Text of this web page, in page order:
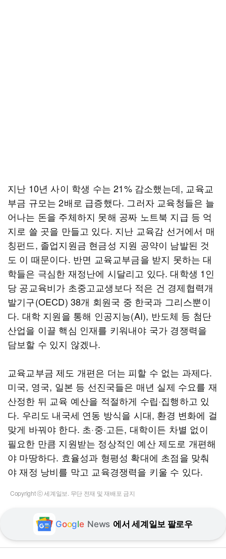
지난 10년 사이 학생 수는 21% 감소했는데, 교육교
부금 규모는 2배로 급증했다. 그러자 교육청들은 늘
어나는 돈을 주체하지 못해 공짜 노트북 지급 등 억
지로 쓸 곳을 만들고 있다. 지난 교육감 선거에서 매
칭펀드, 졸업지원금 현금성 지원 공약이 남발된 것
도 이 때문이다. 반면 교육교부금을 받지 못하는 대
학들은 극심한 재정난에 시달리고 있다. 대학생 1인
당 공교육비가 초중고교생보다 적은 건 경제협력개
발기구(OECD) 38개 회원국 중 한국과 그리스뿐이
다. 대학 지원을 통해 인공지능(AI), 반도체 등 첨단
산업을 이끌 핵심 인재를 키워내야 국가 경쟁력을
담보할 수 있지 않겠나.
교육교부금 제도 개편은 더는 피할 수 없는 과제다.
미국, 영국, 일본 등 선진국들은 매년 실제 수요를 재
산정한 뒤 교육 예산을 적절하게 수립·집행하고 있
다. 우리도 내국세 연동 방식을 시대, 환경 변화에 걸
맞게 바꿔야 한다. 초·중·고든, 대학이든 차별 없이
필요한 만큼 지원받는 정상적인 예산 제도로 개편해
야 마땅하다. 효율성과 형평성 확대에 초점을 맞춰
야 재정 낭비를 막고 교육경쟁력을 키울 수 있다.
Copyright ⓒ 세계일보. 무단 전재 및 재배포 금지
Google News 에서 세계일보 팔로우